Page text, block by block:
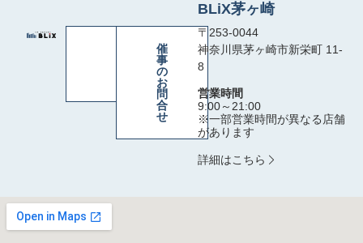
催
事
の
お
問
合
せ
BLiX茅ヶ崎
〒253-0044
神奈川県茅ヶ崎市新栄町 11-
8
営業時間
9:00～21:00
※一部営業時間が異なる店舗
があります
詳細はこちら